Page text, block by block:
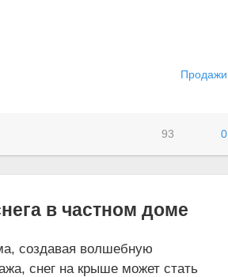
Продажи
93 0
в частном доме
создавая волшебную
снег на крыше может стать